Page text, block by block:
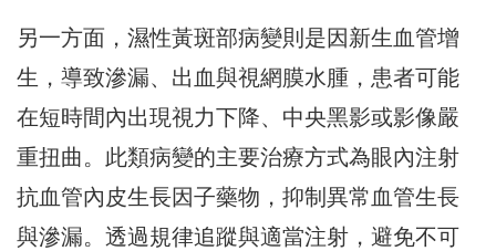
另一方面，濕性黃斑部病變則是因新生血管增
生， 導致滲漏、出血與視網膜水腫，患者可能
在短時間內出現視力下降、 中央黑影或影像嚴
重扭曲。 此類病變的主要治療方式為眼內注射
抗血管內皮生長因子藥物， 抑制異常血管生長
與滲漏。透過規律追蹤與適當注射， 避免不可